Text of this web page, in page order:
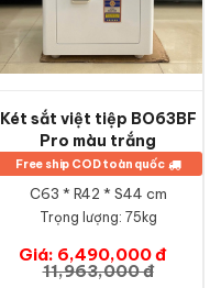
Két sắt việt tiệp BO63BF
Pro màu trắng
Free ship COD toàn quốc
C63 * R42 * S44 cm
Trọng lượng: 75kg
Giá: 6,490,000 đ
11,963,000 đ